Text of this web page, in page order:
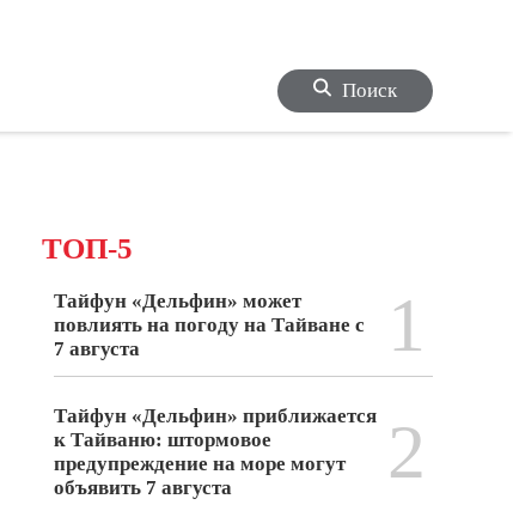
Поиск
ТОП-5
Тайфун «Дельфин» может
повлиять на погоду на Тайване с
7 августа
1
Тайфун «Дельфин» приближается
к Тайваню: штормовое
предупреждение на море могут
объявить 7 августа
2